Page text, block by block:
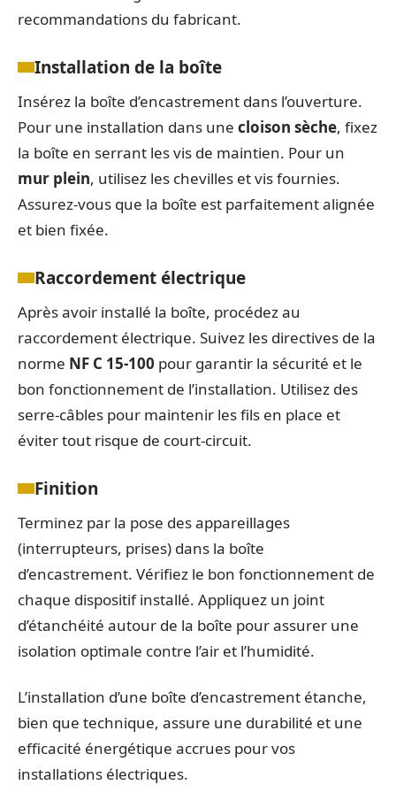
recommandations du fabricant.
Installation de la boîte
Insérez la boîte d’encastrement dans l’ouverture.
Pour une installation dans une cloison sèche, fixez
la boîte en serrant les vis de maintien. Pour un
mur plein, utilisez les chevilles et vis fournies.
Assurez-vous que la boîte est parfaitement alignée
et bien fixée.
Raccordement électrique
Après avoir installé la boîte, procédez au
raccordement électrique. Suivez les directives de la
norme NF C 15-100 pour garantir la sécurité et le
bon fonctionnement de l’installation. Utilisez des
serre-câbles pour maintenir les fils en place et
éviter tout risque de court-circuit.
Finition
Terminez par la pose des appareillages
(interrupteurs, prises) dans la boîte
d’encastrement. Vérifiez le bon fonctionnement de
chaque dispositif installé. Appliquez un joint
d’étanchéité autour de la boîte pour assurer une
isolation optimale contre l’air et l’humidité.
L’installation d’une boîte d’encastrement étanche,
bien que technique, assure une durabilité et une
efficacité énergétique accrues pour vos
installations électriques.